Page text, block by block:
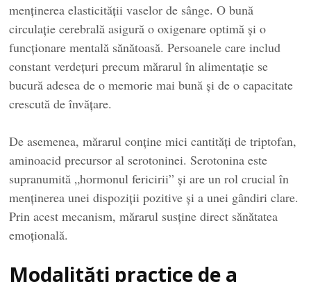
menținerea elasticității vaselor de sânge. O bună
circulație cerebrală asigură o oxigenare optimă și o
funcționare mentală sănătoasă. Persoanele care includ
constant verdețuri precum mărarul în alimentație se
bucură adesea de o memorie mai bună și de o capacitate
crescută de învățare.
De asemenea, mărarul conține mici cantități de triptofan,
aminoacid precursor al serotoninei. Serotonina este
supranumită „hormonul fericirii” și are un rol crucial în
menținerea unei dispoziții pozitive și a unei gândiri clare.
Prin acest mecanism, mărarul susține direct sănătatea
emoțională.
Modalități practice de a